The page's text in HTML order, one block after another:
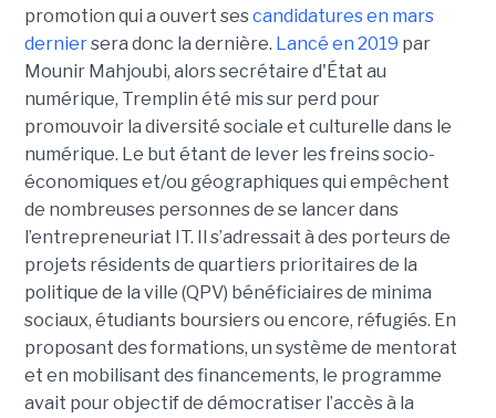
promotion qui a ouvert sescandidatures en mars
derniersera donc la dernière. Lancé en 2019 par
Mounir Mahjoubi, alors secrétaire d'État au
numérique, Tremplin été mis sur perd pour
promouvoir la diversité sociale et culturelle dans le
numérique. Le but étant de lever les freins socio-
économiques et/ou géographiques qui empêchent
de nombreuses personnes de se lancer dans
l’entrepreneuriat IT. Il s’adressait à des porteurs de
projets résidents de quartiers prioritaires de la
politique de la ville (QPV) bénéficiaires de minima
sociaux, étudiants boursiers ou encore, réfugiés. En
proposant des formations, un système de mentorat
et en mobilisant des financements, le programme
avait pour objectif de démocratiser l’accès à la